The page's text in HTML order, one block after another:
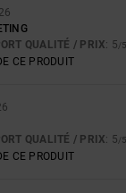
QUALITÉ / PRIX: 5/5
CE PRODUIT
QUALITÉ / PRIX: 5/5
CE PRODUIT